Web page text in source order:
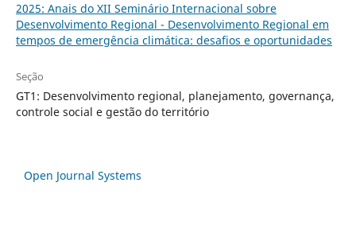
2025: Anais do XII Seminário Internacional sobre
Desenvolvimento Regional - Desenvolvimento Regional em
tempos de emergência climática: desafios e oportunidades
Seção
GT1: Desenvolvimento regional, planejamento, governança,
controle social e gestão do território
Open Journal Systems